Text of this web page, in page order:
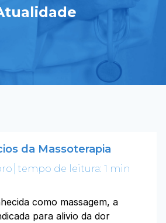
da Massoterapia
tempo de leitura: 1 min
como massagem, a
para alivio da dor